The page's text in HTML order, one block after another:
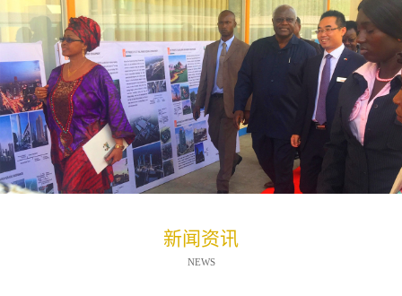
新闻资讯
NEWS